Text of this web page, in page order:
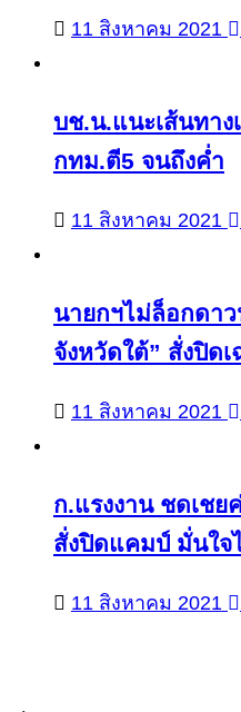
11 สิงหาคม 2021
บช.น.แนะเส้นทาง
กทม.ตี5 จนถึงค่ำ
11 สิงหาคม 2021
นายกฯไม่ล็อกดา
จังหวัดใต้” สั่งปิดเ
11 สิงหาคม 2021
ก.แรงงาน ชดเชย
สั่งปิดแคมป์ มั่นใจ
11 สิงหาคม 2021